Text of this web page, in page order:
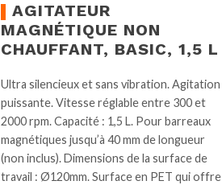
AGITATEUR
MAGNÉTIQUE NON
CHAUFFANT, BASIC, 1,5 L
Ultra silencieux et sans vibration. Agitation
puissante. Vitesse réglable entre 300 et
2000 rpm. Capacité : 1,5 L. Pour barreaux
magnétiques jusqu’à 40 mm de longueur
(non inclus). Dimensions de la surface de
travail : Ø120mm. Surface en PET qui offre